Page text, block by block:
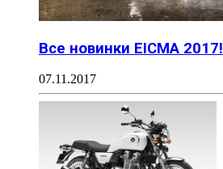
Все новинки EICMA 2017!
07.11.2017